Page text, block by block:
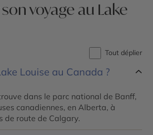
voyage au Lake
Tout déplier
Louise au Canada ?
dans le parc national de Banff,
canadiennes, en Alberta, à
de route de Calgary.